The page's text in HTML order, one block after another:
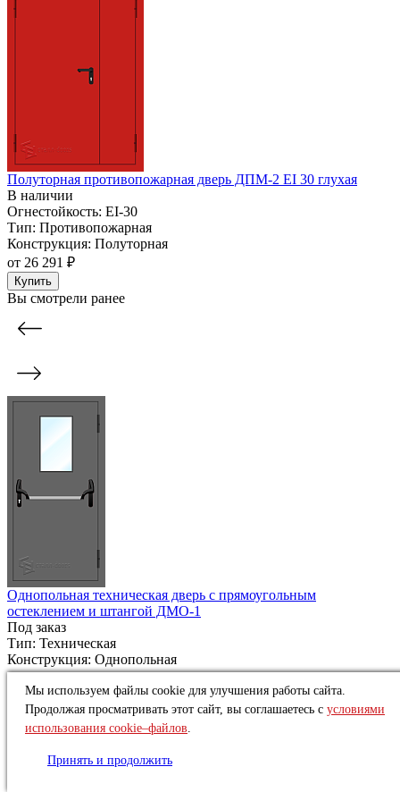
Полуторная противопожарная дверь ДПМ-2 EI 30 глухая
В наличии
Огнестойкость: EI-30
Тип: Противопожарная
Конструкция: Полуторная
от 26 291 ₽
Купить
Вы смотрели ранее
Однопольная техническая дверь с прямоугольным
остеклением и штангой ДМО-1
Под заказ
Тип: Техническая
Конструкция: Однопольная
Купить
Мы используем файлы cookie для улучшения работы сайта.
Продолжая просматривать этот сайт, вы соглашаетесь с условиями
использования cookie–файлов.
Принять и продолжить